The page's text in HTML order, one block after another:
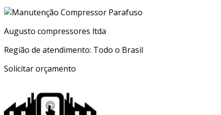
Augusto compressores ltda
Região de atendimento: Todo o Brasil
Solicitar orçamento